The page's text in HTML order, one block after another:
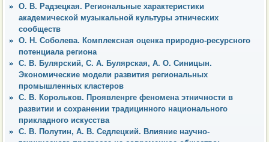
О. В. Радзецкая. Региональные характеристики
академической музыкальной культуры этнических
сообществ
О. Н. Соболева. Комплексная оценка природно-ресурсного
потенциала региона
С. В. Булярский, С. А. Булярская, А. О. Синицын.
Экономические модели развития региональных
промышленных кластеров
С. В. Корольков. Проявленрге феномена этничности в
развитии и сохранении традицинного национального
прикладного искусства
С. В. Полутин, А. В. Седлецкий. Влияние научно-